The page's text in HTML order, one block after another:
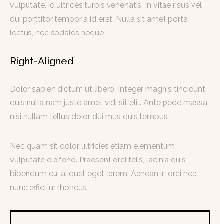
vulputate, id ultrices turpis venenatis. In vitae risus vel
dui porttitor tempor a id erat. Nulla sit amet porta
lectus, nec sodales neque
Right-Aligned
Dolor sapien dictum ut libero. Integer magnis tincidunt
quis nulla nam justo amet vidi sit elit. Ante pede massa
nisi nullam tellus dolor dui mus quis tempus.
Nec quam sit dolor ultricies etiam elementum
vulputate eleifend. Praesent orci felis, lacinia quis
bibendum eu, aliquet eget lorem. Aenean in orci nec
nunc efficitur rhoncus.